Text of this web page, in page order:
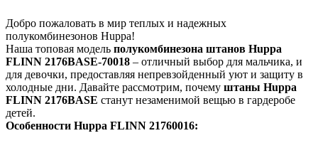
Добро пожаловать в мир теплых и надежных
полукомбинезонов Huppa!
Наша топовая модель полукомбинезона штанов Huppa
FLINN 2176BASE-70018 – отличный выбор для мальчика, и
для девочки, предоставляя непревзойденный уют и защиту в
холодные дни. Давайте рассмотрим, почему штаны Huppa
FLINN 2176BASE станут незаменимой вещью в гардеробе
детей.
Особенности Huppa FLINN 21760016: